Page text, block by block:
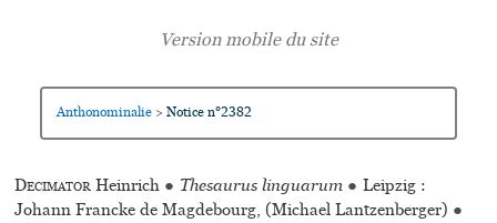
Anthonominalie > Notice n°2382
Decimator Heinrich ● Thesaurus linguarum ● Leipzig :
Johann Francke de Magdebourg, (Michael Lantzenberger) ●